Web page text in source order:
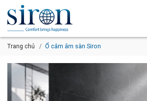
Trang chủ Ổ cắm âm sàn Siron